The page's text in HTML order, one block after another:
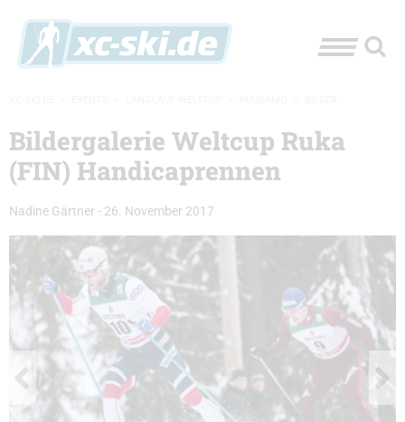
Bildergalerie Weltcup Ruka
(FIN) Handicaprennen
Nadine Gärtner - 26. November 2017